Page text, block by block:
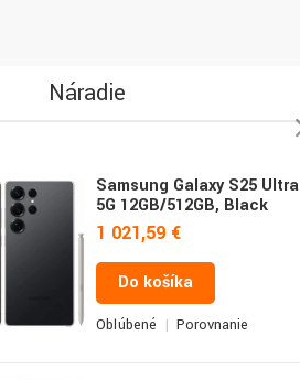
Náradie
Samsung Galaxy S25 Ultra
5G 12GB/512GB, Black
1 021,59 €
Do košíka
Obľúbené Porovnanie